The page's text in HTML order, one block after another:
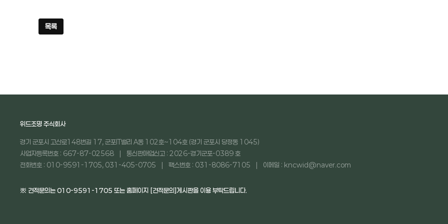
목록
위드조명 주식회사
경기 군포시 고산로148번길 17, 군포IT밸리 A동 102호~104호 (경기 군포시 당정동 1045)
사업자등록번호 : 667-87-02568
통신판매업신고 : 2026-경기군포-0389 호
전화번호 : 010-9591-1705, 031-405-0705
팩스번호 : 031-8086-7105 이메일 : kncwid@naver.com
※ 견적문의는 010-9591-1705 또는 홈페이지 [견적문의]게시판을 이용 부탁드립니다.